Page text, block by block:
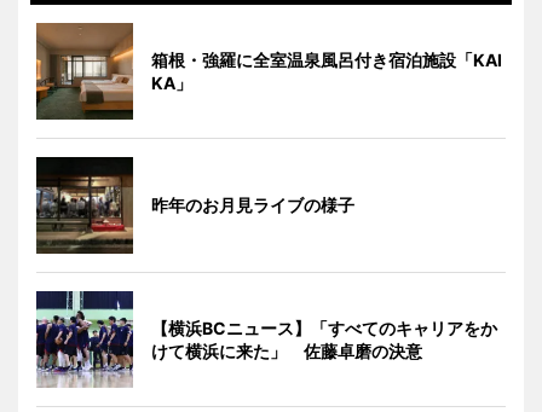
箱根・強羅に全室温泉風呂付き宿泊施設「KAI
KA」
昨年のお月見ライブの様子
【横浜BCニュース】「すべてのキャリアをか
けて横浜に来た」 佐藤卓磨の決意